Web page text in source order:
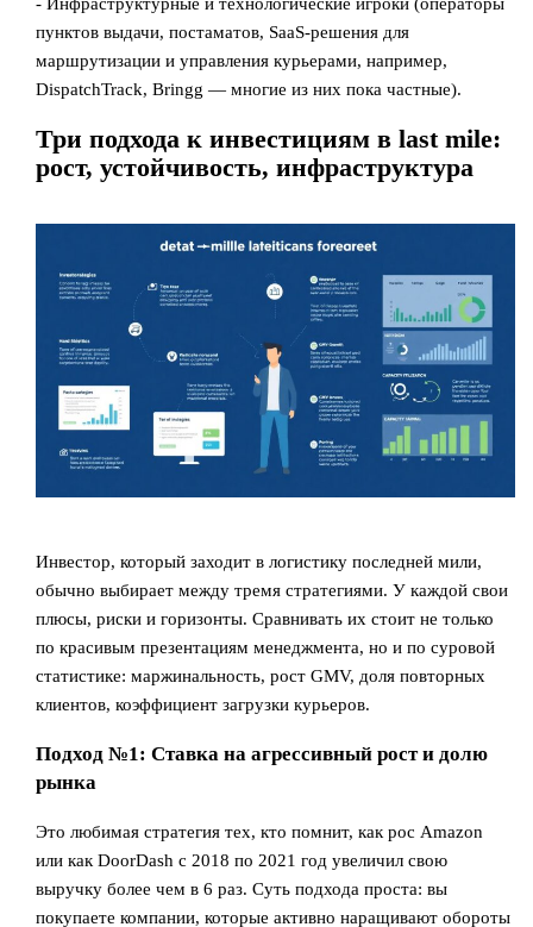
пунктов выдачи, постаматов, SaaS‑решения для
маршрутизации и управления курьерами, например,
DispatchTrack, Bringg — многие из них пока частные).
Три подхода к инвестициям в last mile:
рост, устойчивость, инфраструктура
Инвестор, который заходит в логистику последней мили,
обычно выбирает между тремя стратегиями. У каждой свои
плюсы, риски и горизонты. Сравнивать их стоит не только
по красивым презентациям менеджмента, но и по суровой
статистике: маржинальность, рост GMV, доля повторных
клиентов, коэффициент загрузки курьеров.
Подход №1: Ставка на агрессивный рост и долю
рынка
Это любимая стратегия тех, кто помнит, как рос Amazon
или как DoorDash с 2018 по 2021 год увеличил свою
выручку более чем в 6 раз. Суть подхода проста: вы
покупаете компании, которые активно наращивают обороты